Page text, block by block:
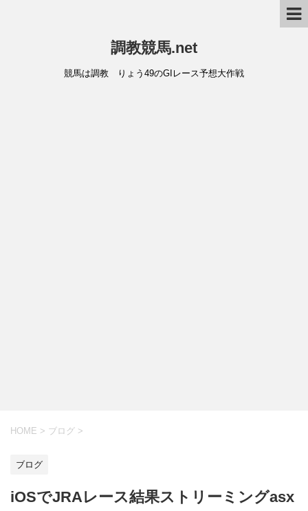
調教競馬.net
競馬は調教 りょう49のGIレース予想大作戦
HOME > ブログ >
ブログ
iOSでJRAレース結果ストリーミングasx